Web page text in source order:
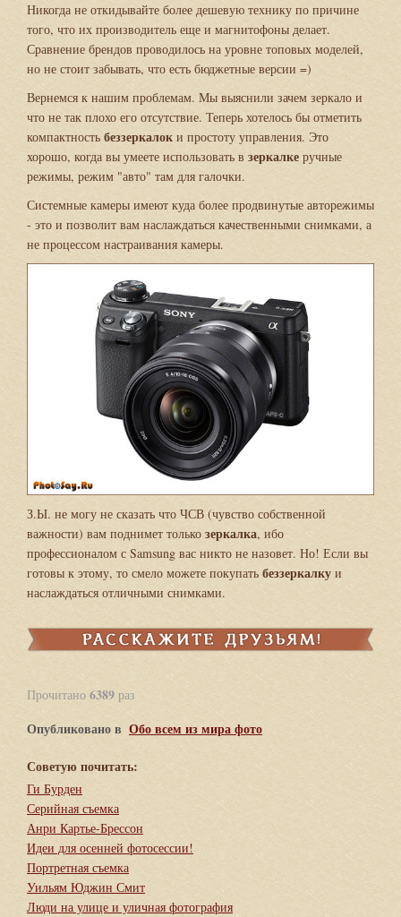
Никогда не откидывайте более дешевую технику по причине
того, что их производитель еще и магнитофоны делает.
Сравнение брендов проводилось на уровне топовых моделей,
но не стоит забывать, что есть бюджетные версии =)
Вернемся к нашим проблемам. Мы выяснили зачем зеркало и
что не так плохо его отсутствие. Теперь хотелось бы отметить
компактность беззеркалоки простоту управления. Это
хорошо, когда вы умеете использовать в зеркалке ручные
режимы, режим "авто" там для галочки.
Системные камеры имеют куда более продвинутые авторежимы
- это и позволит вам наслаждаться качественными снимками, а
не процессом настраивания камеры.
З.Ы. не могу не сказать что ЧСВ (чувство собственной
важности) вам поднимет только зеркалка, ибо
профессионалом с Samsung вас никто не назовет. Но! Если вы
готовы к этому, то смело можете покупать беззеркалку и
наслаждаться отличными снимками.
Прочитано 6389 раз
Опубликовано в Обо всем из мира фото
Советую почитать:
Ги Бурден
Серийная съемка
Анри Картье-Брессон
Идеи для осенней фотосессии!
Портретная съемка
Уильям Юджин Смит
Люди на улице и уличная фотография